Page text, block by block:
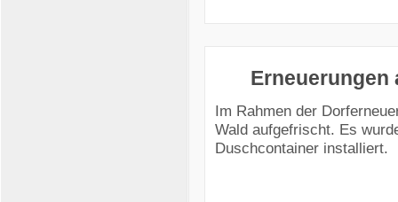
Erneuerungen
Im Rahmen der
Wald aufgefrischt. Es
Duschcontainer installiert.